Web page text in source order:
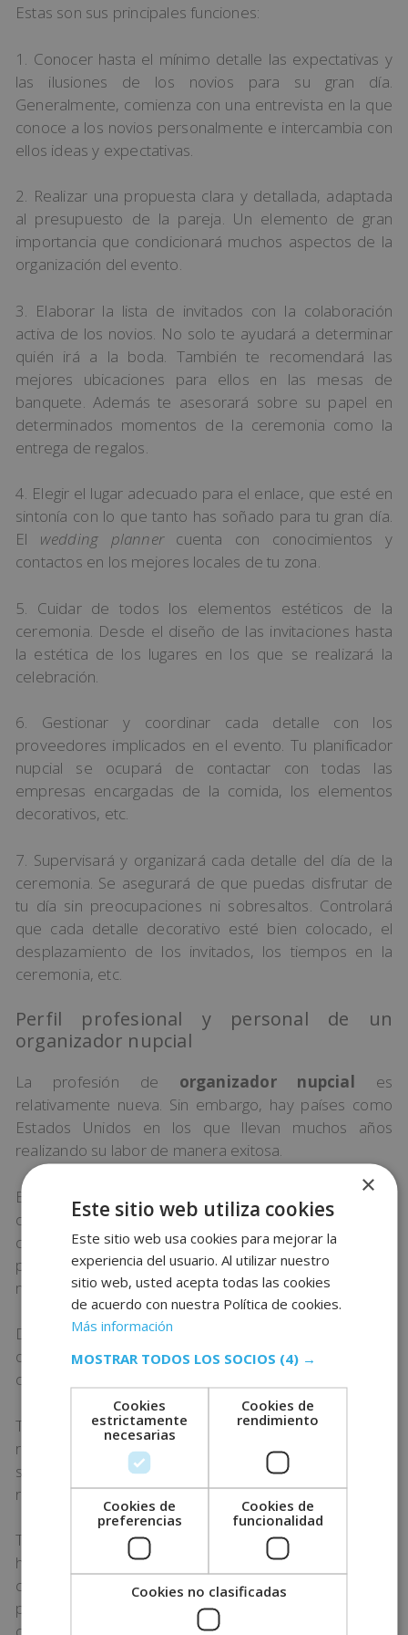
Estas son sus principales funciones:
1. Conocer hasta el mínimo detalle las expectativas y
las ilusiones de los novios para su gran día.
Generalmente, comienza con una entrevista en la que
conoce a los novios personalmente e intercambia con
ellos ideas y expectativas.
2. Realizar una propuesta clara y detallada, adaptada
al presupuesto de la pareja. Un elemento de gran
importancia que condicionará muchos aspectos de la
organización del evento.
3. Elaborar la lista de invitados con la colaboración
activa de los novios. No solo te ayudará a determinar
quién irá a la boda. También te recomendará las
mejores ubicaciones para ellos en las mesas de
banquete. Además te asesorará sobre su papel en
determinados momentos de la ceremonia como la
entrega de regalos.
4. Elegir el lugar adecuado para el enlace, que esté en
sintonía con lo que tanto has soñado para tu gran día.
El wedding plannercuenta con conocimientos y
contactos en los mejores locales de tu zona.
5. Cuidar de todos los elementos estéticos de la
ceremonia. Desde el diseño de las invitaciones hasta
la estética de los lugares en los que se realizará la
celebración.
6. Gestionar y coordinar cada detalle con los
proveedores implicados en el evento. Tu planificador
nupcial se ocupará de contactar con todas las
empresas encargadas de la comida, los elementos
decorativos, etc.
7. Supervisará y organizará cada detalle del día de la
ceremonia. Se asegurará de que puedas disfrutar de
tu día sin preocupaciones ni sobresaltos. Controlará
que cada detalle decorativo esté bien colocado, el
desplazamiento de los invitados, los tiempos en la
ceremonia, etc.
Perfil profesional y personal de un
organizador nupcial
La profesión de organizador nupcial es
relativamente nueva. Sin embargo, hay países como
Estados Unidos en los que llevan muchos años
realizando su labor de manera exitosa.
Es una labor que requiere de unas habilidades y
características especiales. Es un trabajo relacionado
con un momento muy especial en la vida de las
personas. Y, además, comporta una carga emocional
muy alta.
Debe ser una persona con una gran habilidad
organizativa y metódica. Y debe tener capacidad para
coordinar diferentes componentes o eventos a la vez.
También es importante que sea capaz de pensar con
rapidez y tenga una visión más allá de lo esperado. O
sea, que pueda detectar posibles problemas y actuar
rápidamente para solucionarlos.
Tiene que ser comunicativo y empático, con
habilidades para la negociación y la resolución de
conflictos. Y sobre todo ser una persona creativa y
positiva que, además de organizar cada detalle de la
×
Este sitio web utiliza cookies
Este sitio web usa cookies para mejorar la
experiencia del usuario. Al utilizar nuestro
sitio web, usted acepta todas las cookies
de acuerdo con nuestra Política de cookies.
Más información
MOSTRAR TODOS LOS SOCIOS (4) →
Cookies
estrictamente
necesarias
Cookies de
rendimiento
Cookies de
preferencias
Cookies de
funcionalidad
Cookies no clasificadas